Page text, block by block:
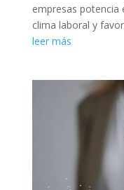
empresas potencia
clima laboral y
leer más